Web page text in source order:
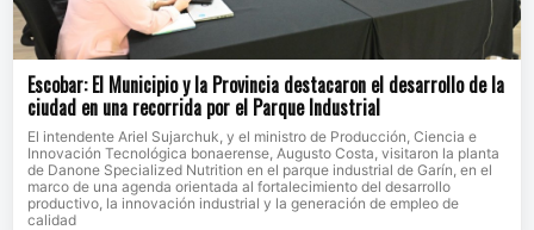
Escobar: El Municipio y la Provincia destacaron el desarrollo de la
ciudad en una recorrida por el Parque Industrial
El intendente Ariel Sujarchuk, y el ministro de Producción, Ciencia e
Innovación Tecnológica bonaerense, Augusto Costa, visitaron la planta
de Danone Specialized Nutrition en el parque industrial de Garín, en el
marco de una agenda orientada al fortalecimiento del desarrollo
productivo, la innovación industrial y la generación de empleo de
calidad